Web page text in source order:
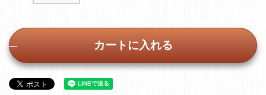
カートに入れる